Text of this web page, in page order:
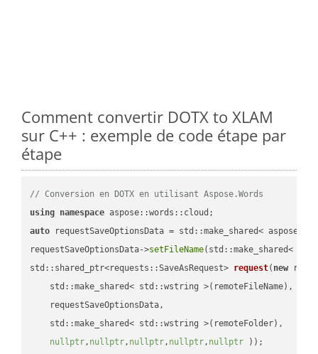
Comment convertir DOTX to XLAM
sur C++ : exemple de code étape par
étape
// Conversion en DOTX en utilisant Aspose.Words
using namespace
auto requestSaveOptionsData = std::make_shared<
requestSaveOptionsData->setFileName(std::make_shared<
std::shared_ptr<requests::SaveAsRequest> request( new
    std::make_shared< std::wstring >(remoteFileName),
    requestSaveOptionsData,
    std::make_shared< std::wstring >(remoteFolder),
nullptr, nullptr, nullptr, nullptr, nullptr ))